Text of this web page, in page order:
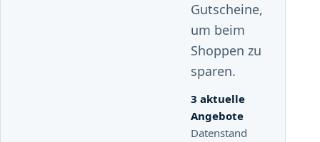
Gutscheine,
um beim
Shoppen zu
sparen.
3 aktuelle
Angebote
Datenstand